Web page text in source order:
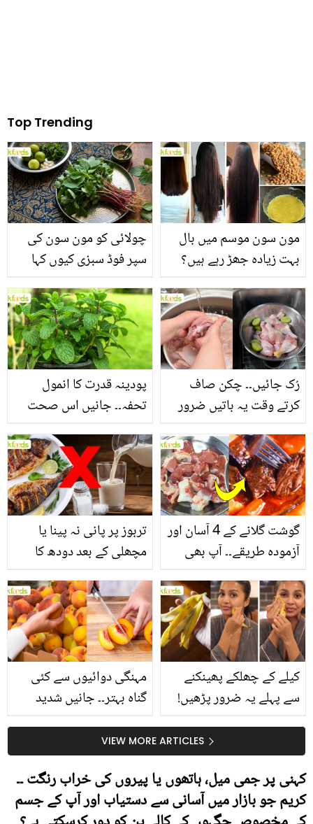
Top Trending
چولائی کو مون سون کی
سپر فوڈ سبزی کیوں کہا
منرلز اور اینٹی آکسیڈنٹس
سے بھرپور اس سبزی کے
فائدے
مون سون موسم میں بال
بہت زیادہ جھڑ رہے ہیں؟
بنانے کے چند قدرتی طریقے
پودینہ قدرت کا انمول
تحفہ۔۔ جانیں اس صحت
انگیز طبی فوائد
رُک جائیں۔۔ چکن صاف
کرتے وقت یہ باتیں ضرور
تربوز پر پانی نہ پینا یا
مچھلی کے بعد دودھ کا
سے متعلق غلط فہمیوں کی
حقیقت کیا ہے اور افواہ
کیا؟
گوشت گلانے کے 4 آسان اور
آزمودہ طریقے۔۔ آپ بھی
بتائے راز
مہنگی دوائیوں سے کئی
گناہ بہتر۔۔ جانیں شدید
کیوں کھانا چاہیے؟
کیلے کے چھلکے پھینکنے
سے پہلے یہ ضرور پڑھیں!
سستا اور قدرتی حلVIEW MORE ARTICLES
کہنی پر جمی میل، ہاتھوں یا پیروں کی خراب رنگت ۔۔
کریم جو بازار میں آسانی سے دستیاب اور آپ کے جسم